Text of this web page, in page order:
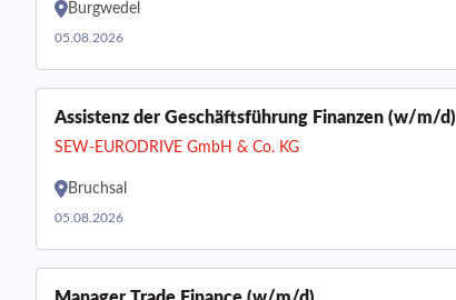
Burgwedel
05.08.2026
Assistenz der Geschäftsführung Finanzen (w/m/d)
SEW-EURODRIVE GmbH & Co. KG
Bruchsal
05.08.2026